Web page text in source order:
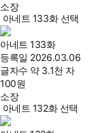
소장
아네트 133화 선택
아네트 133화
등록일 2026.03.06
글자수 약 3.1천 자
100원
소장
아네트 132화 선택